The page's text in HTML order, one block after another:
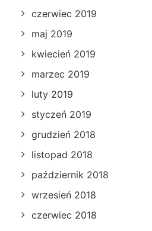
czerwiec 2019
maj 2019
kwiecień 2019
marzec 2019
luty 2019
styczeń 2019
grudzień 2018
listopad 2018
październik 2018
wrzesień 2018
czerwiec 2018